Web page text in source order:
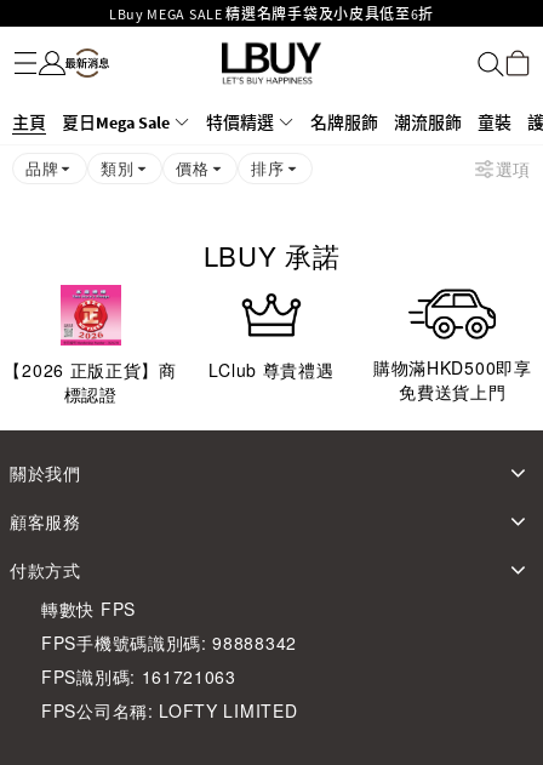
LBuy MEGA SALE 精選名牌手袋及小皮具低至6折
Goyard Hobo / Hobo Mini人氣限量特別版限時原價低至75折!
LBuy呈獻 - Hermès 及 Chanel 手袋及首飾原價低至6折，立即入手!
426號舖！
MOKO 1樓175號鋪旗艦店特設名牌Hermès、CHANEL及LV專區！
購物滿HKD500即享免運費！
名牌服飾
潮流服飾
童裝
護膚美妝
香水香薰
個人護理
母嬰護理
遊戲及精品玩具
文儀用品
家居生活
電子產品
美食
醫藥保健
運動與戶外用品
主頁 夏日Mega Sale 特價精選 名牌服飾 潮流服飾 童裝
品牌 類別 價格 排序 選項
LBUY 承諾
【2026 正版正貨】商
標認證
LClub 尊貴禮遇
購物滿HKD500即享
免費送貨上門
關於我們
顧客服務
付款方式
轉數快 FPS
FPS手機號碼識別碼: 98888342
FPS識別碼: 161721063
FPS公司名稱: LOFTY LIMITED